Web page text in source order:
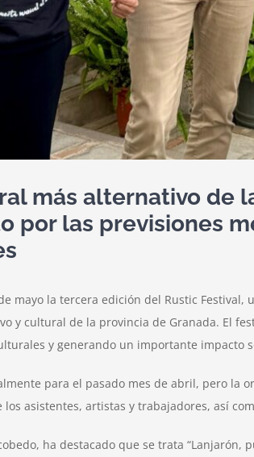
más alternativo de
por las previsiones
mayo la tercera edición del Rustic
y cultural de la provincia de Granada. El
y generando un importante
para el pasado mes de abril, pero la
asistentes, artistas y trabajadores, así
ha destacado que se trata